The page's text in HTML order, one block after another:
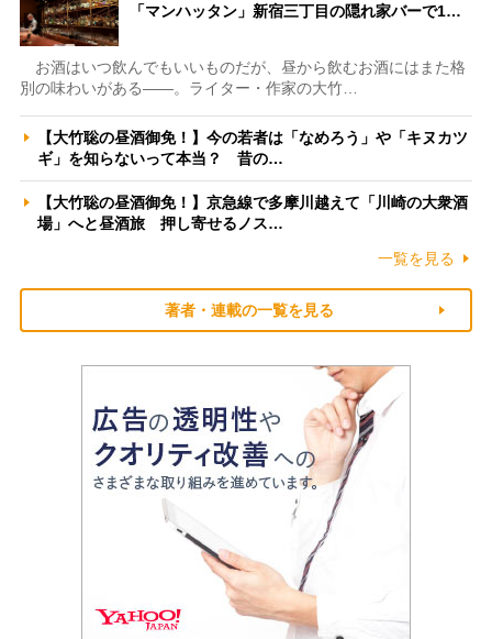
「マンハッタン」新宿三丁目の隠れ家バーで1…
お酒はいつ飲んでもいいものだが、昼から飲むお酒にはまた格
別の味わいがある――。ライター・作家の大竹…
【大竹聡の昼酒御免！】今の若者は「なめろう」や「キヌカツ
ギ」を知らないって本当？ 昔の…
【大竹聡の昼酒御免！】京急線で多摩川越えて「川崎の大衆酒
場」へと昼酒旅 押し寄せるノス…
一覧を見る
著者・連載の一覧を見る